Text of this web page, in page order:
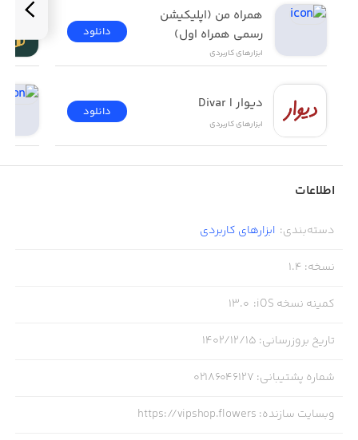
رسمی همراه اول)
ابزار‌های کاربردی
دانلود
دیوار | Divar
ابزار‌های کاربردی
دانلود
اطلاعات
دسته‌بندی: ابزار‌های کاربردی
نسخه:
1.4
کمینه نسخه iOS :
13.0
تاریخ بروزرسانی: ۱۴۰۲/۱۲/۱۵
شماره پشتیبانی:
02186046127
وبسایت سازنده:
https://vipshop.flowers